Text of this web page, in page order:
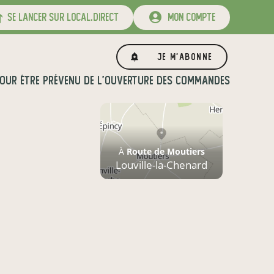
se lancer sur local.direct mon compte
Je m'abonne
ÊTRE PRÉVENU DE L'OUVERTURE DES COMMANDES
ÀRoute de Moutiers
Louville-la-Chenard